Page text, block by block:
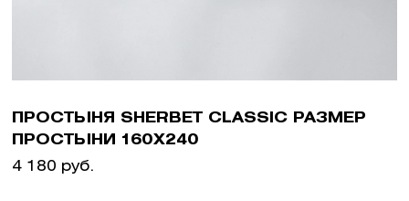
ПРОСТЫНЯ SHERBET CLASSIC РАЗМЕР
ПРОСТЫНИ 160X240
4 180 руб.